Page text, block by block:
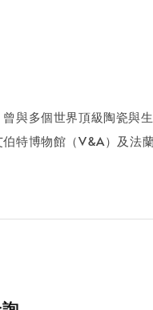
與多個世界頂級陶瓷與
特博物館（V&A）及法